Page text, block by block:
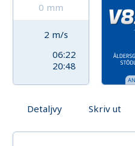
0 mm
2 m/s
06:22
20:48
Detaljvy Skriv ut